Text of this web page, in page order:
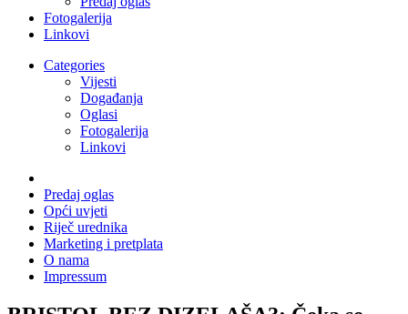
Fotogalerija
Linkovi
Categories
Vijesti
Događanja
Oglasi
Fotogalerija
Linkovi
Predaj oglas
Opći uvjeti
Riječ urednika
Marketing i pretplata
O nama
Impressum